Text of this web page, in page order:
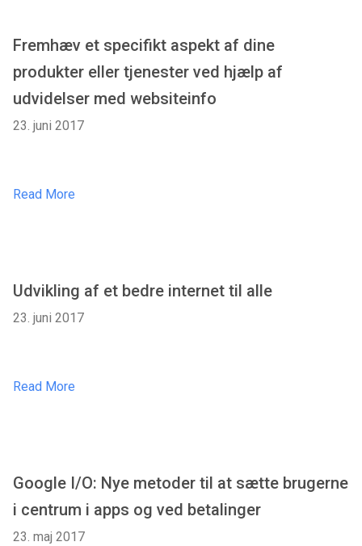
Fremhæv et specifikt aspekt af dine
produkter eller tjenester ved hjælp af
udvidelser med websiteinfo
23. juni 2017
Read More
Udvikling af et bedre internet til alle
23. juni 2017
Read More
Google I/O: Nye metoder til at sætte brugerne
i centrum i apps og ved betalinger
23. maj 2017